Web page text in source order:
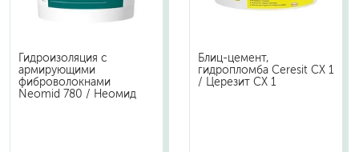
Гидроизоляция с
армирующими
фиброволокнами
Neomid 780 / Неомид
Блиц-цемент,
гидропломба Ceresit СХ 1
/ Церезит СХ 1